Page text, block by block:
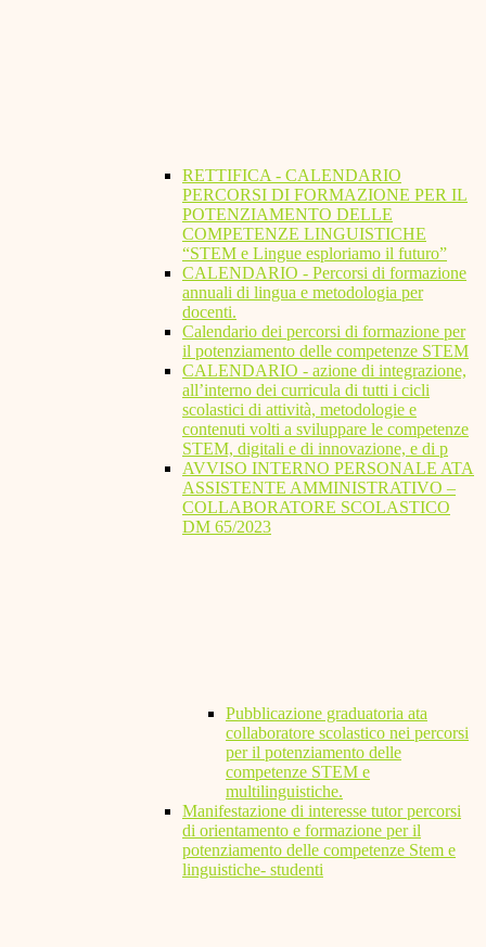
RETTIFICA - CALENDARIO
PERCORSI DI FORMAZIONE PER IL
POTENZIAMENTO DELLE
COMPETENZE LINGUISTICHE
“STEM e Lingue esploriamo il futuro”
CALENDARIO - Percorsi di formazione
annuali di lingua e metodologia per
docenti.
Calendario dei percorsi di formazione per
il potenziamento delle competenze STEM
CALENDARIO - azione di integrazione,
all’interno dei curricula di tutti i cicli
scolastici di attività, metodologie e
contenuti volti a sviluppare le competenze
STEM, digitali e di innovazione, e di p
AVVISO INTERNO PERSONALE ATA
ASSISTENTE AMMINISTRATIVO –
COLLABORATORE SCOLASTICO
DM 65/2023
Pubblicazione graduatoria ata
collaboratore scolastico nei percorsi
per il potenziamento delle
competenze STEM e
multilinguistiche.
Manifestazione di interesse tutor percorsi
di orientamento e formazione per il
potenziamento delle competenze Stem e
linguistiche- studenti